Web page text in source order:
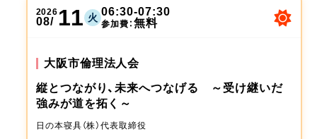
2026
08/ 11 火 06:30-07:30
参加費：無料
大阪市倫理法人会
縦とつながり、未来へつなげる ～受け継いだ
強みが道を拓く～
日の本寝具（株）代表取締役